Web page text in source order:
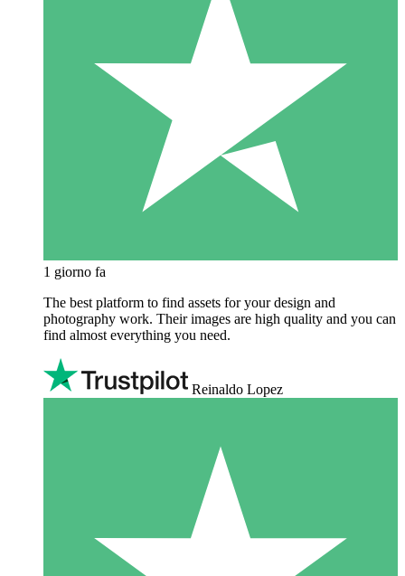
1 giorno fa
The best platform to find assets for your design and
photography work. Their images are high quality and you can
find almost everything you need.
Reinaldo Lopez